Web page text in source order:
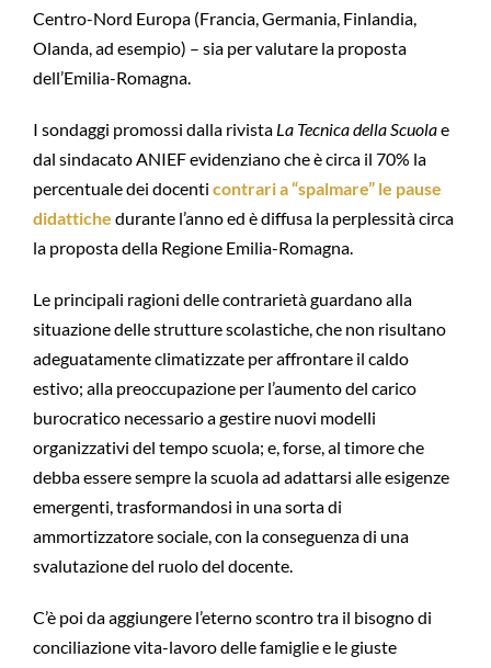
Centro-Nord Europa (Francia, Germania, Finlandia,
Olanda, ad esempio) – sia per valutare la proposta
dell’Emilia-Romagna.
I sondaggi promossi dalla rivista La Tecnica della Scuolae
dal sindacato ANIEF evidenziano che è circa il 70% la
percentuale dei docenti contrari a “spalmare” le pause
didattiche durante l’anno ed è diffusa la perplessità circa
la proposta della Regione Emilia-Romagna.
Le principali ragioni delle contrarietà guardano alla
situazione delle strutture scolastiche, che non risultano
adeguatamente climatizzate per affrontare il caldo
estivo; alla preoccupazione per l’aumento del carico
burocratico necessario a gestire nuovi modelli
organizzativi del tempo scuola; e, forse, al timore che
debba essere sempre la scuola ad adattarsi alle esigenze
emergenti, trasformandosi in una sorta di
ammortizzatore sociale, con la conseguenza di una
svalutazione del ruolo del docente.
C’è poi da aggiungere l’eterno scontro tra il bisogno di
conciliazione vita-lavoro delle famiglie e le giuste